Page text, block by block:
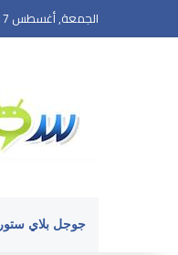
الجمعة, أغسطس 7 2026
جوجل بلاي ستور